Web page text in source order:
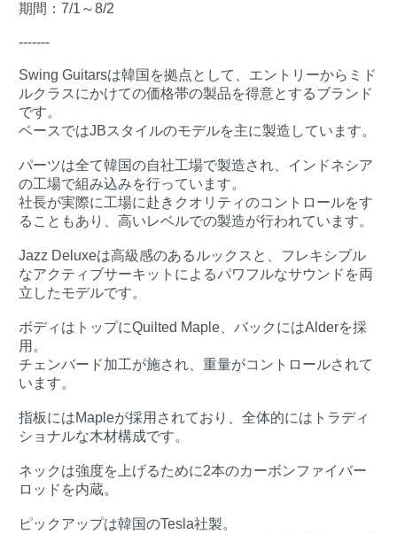
期間：7/1～8/2
-------
Swing Guitarsは韓国を拠点として、エントリーからミド
ルクラスにかけての価格帯の製品を得意とするブランド
です。
ベースではJBスタイルのモデルを主に製造しています。
パーツは全て韓国の自社工場で製造され、インドネシア
の工場で組み込みを行っています。
社長が実際に工場に赴きクオリティのコントロールをす
ることもあり、高いレベルでの製造が行われています。
Jazz Deluxeは高級感のあるルックスと、フレキシブル
なアクティブサーキットによるパワフルなサウンドを両
立したモデルです。
ボディはトップにQuilted Maple、バックにはAlderを採
用。
チェンバード加工が施され、重量がコントロールされて
います。
指板にはMapleが採用されており、全体的にはトラディ
ショナルな木材構成です。
ネックは強度を上げるために2本のカーボンファイバー
ロッドを内蔵。
ピックアップは韓国のTesla社製。